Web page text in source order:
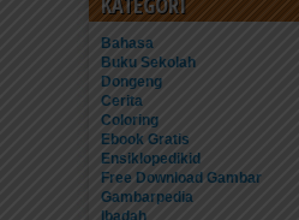
Bahasa
Buku Sekolah
Dongeng
Cerita
Coloring
Ebook Gratis
Ensiklopedikid
Free Download Gambar
Gambarpedia
Ibadah